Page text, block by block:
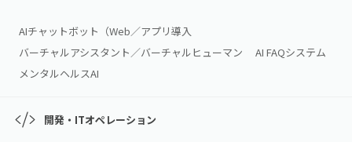
AIチャットボット（Web／アプリ導入
バーチャルアシスタント／バーチャルヒューマン
AI FAQシステム
メンタルヘルスAI
開発・ITオペレーション